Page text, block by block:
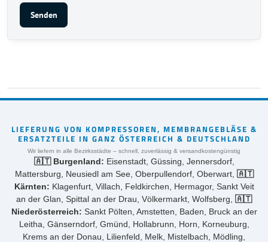
Senden
LIEFERUNG VON KOMPRESSOREN, MEMBRANGEBLÄSE &
ERSATZTEILE IN GANZ ÖSTERREICH & DEUTSCHLAND
Wir liefern in alle Bezirksstädte – schnell, zuverlässig & versandkostengünstig
🇦🇹 Burgenland: Eisenstadt, Güssing, Jennersdorf,
Mattersburg, Neusiedl am See, Oberpullendorf, Oberwart, 🇦🇹
Kärnten: Klagenfurt, Villach, Feldkirchen, Hermagor, Sankt Veit
an der Glan, Spittal an der Drau, Völkermarkt, Wolfsberg, 🇦🇹
Niederösterreich: Sankt Pölten, Amstetten, Baden, Bruck an der
Leitha, Gänserndorf, Gmünd, Hollabrunn, Horn, Korneuburg,
Krems an der Donau, Lilienfeld, Melk, Mistelbach, Mödling,